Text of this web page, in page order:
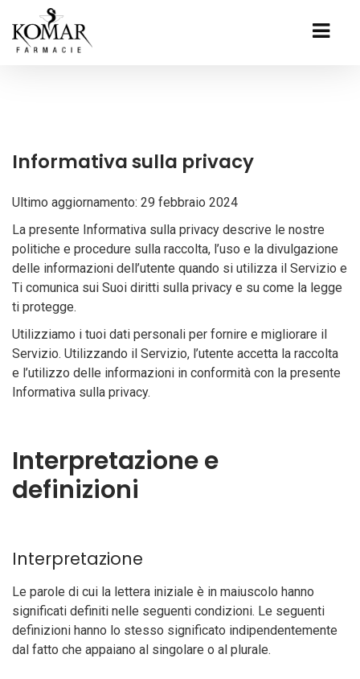
Informativa sulla privacy
Ultimo aggiornamento: 29 febbraio 2024
La presente Informativa sulla privacy descrive le nostre
politiche e procedure sulla raccolta, l’uso e la divulgazione
delle informazioni dell’utente quando si utilizza il Servizio e
Ti comunica sui Suoi diritti sulla privacy e su come la legge
ti protegge.
Utilizziamo i tuoi dati personali per fornire e migliorare il
Servizio. Utilizzando il Servizio, l’utente accetta la raccolta
e l’utilizzo delle informazioni in conformità con la presente
Informativa sulla privacy.
Interpretazione e
definizioni
Interpretazione
Le parole di cui la lettera iniziale è in maiuscolo hanno
significati definiti nelle seguenti condizioni. Le seguenti
definizioni hanno lo stesso significato indipendentemente
dal fatto che appaiano al singolare o al plurale.